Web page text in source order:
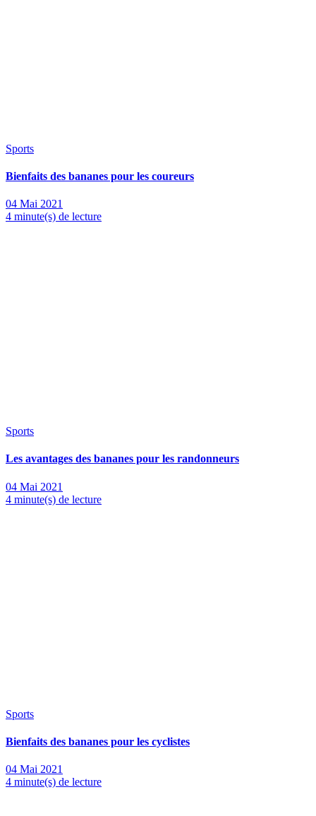
Sports
Bienfaits des bananes pour les coureurs
04 Mai 2021
4 minute(s) de lecture
Sports
Les avantages des bananes pour les randonneurs
04 Mai 2021
4 minute(s) de lecture
Sports
Bienfaits des bananes pour les cyclistes
04 Mai 2021
4 minute(s) de lecture